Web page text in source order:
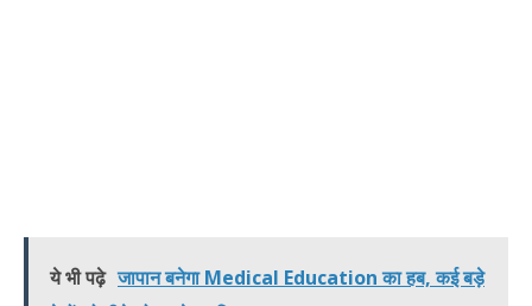
ये भी पढ़े जापान बनेगा Medical Education का हब, कई बड़े